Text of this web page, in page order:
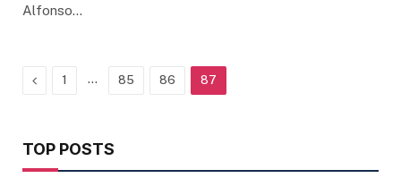
Alfonso…
Previous
1 … 85 86 87
TOP POSTS